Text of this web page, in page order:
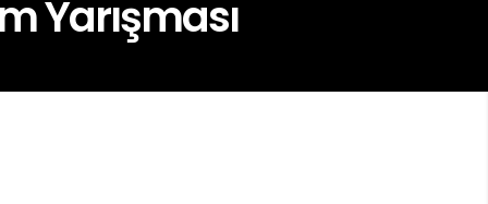
Yarışması